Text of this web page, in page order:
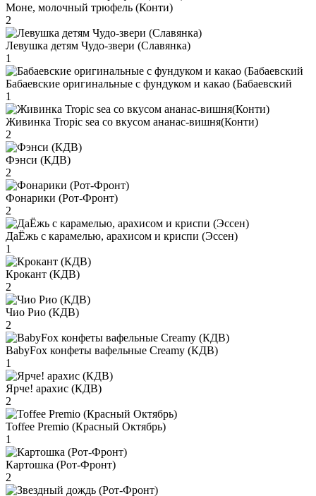
Моне, молочный трюфель (Конти)
2
Левушка детям Чудо-звери (Славянка)
1
Бабаевские оригинальные с фундуком и какао (Бабаевский
1
Живинка Tropic sea со вкусом ананас-вишня(Конти)
2
Фэнси (КДВ)
2
Фонарики (Рот-Фронт)
2
ДаЁжь с карамелью, арахисом и криспи (Эссен)
1
Крокант (КДВ)
2
Чио Рио (КДВ)
2
BabyFox конфеты вафельные Creamy (КДВ)
1
Ярче! арахис (КДВ)
2
Toffee Premio (Красный Октябрь)
1
Картошка (Рот-Фронт)
2